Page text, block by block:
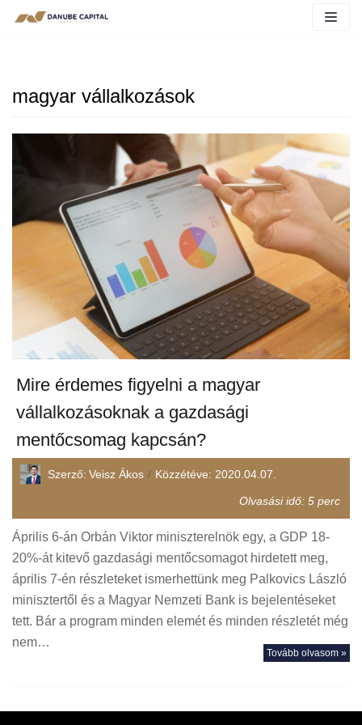
magyar vállalkozások
Mire érdemes figyelni a magyar
vállalkozásoknak a gazdasági
mentőcsomag kapcsán?
Szerző: Veisz Ákos Közzétéve: 2020.04.07.
Olvasási idő: 5 perc
Április 6-án Orbán Viktor miniszterelnök egy, a GDP 18-
20%-át kitevő gazdasági mentőcsomagot hirdetett meg,
április 7-én részleteket ismerhettünk meg Palkovics László
minisztertől és a Magyar Nemzeti Bank is bejelentéseket
tett. Bár a program minden elemét és minden részletét még
nem…
Tovább olvasom »